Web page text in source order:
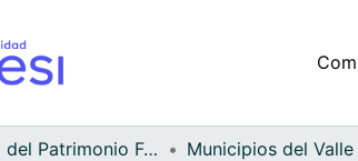
Archivo del Patrimonio Fotográfico y Fílmico del Valle del Cauca